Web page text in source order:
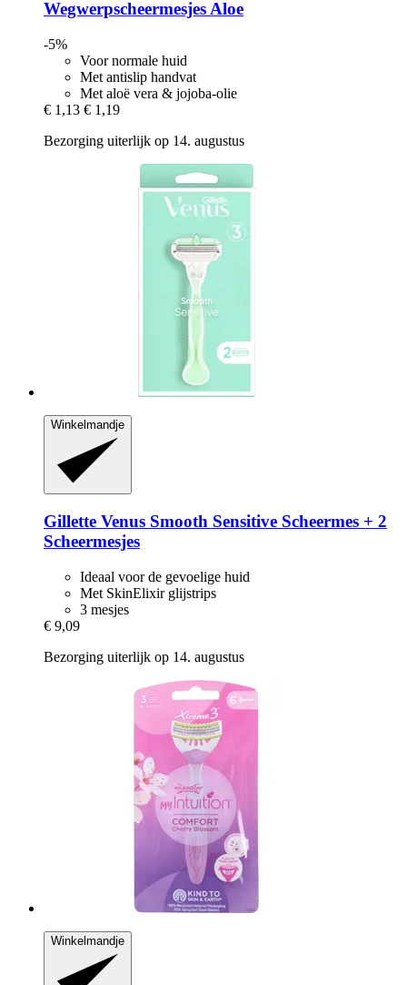
Wegwerpscheermesjes Aloe
-5%
Voor normale huid
Met antislip handvat
Met aloë vera & jojoba-olie
€ 1,13 € 1,19
Bezorging uiterlijk op 14. augustus
Winkelmandje
Gillette Venus Smooth Sensitive Scheermes + 2
Scheermesjes
Ideaal voor de gevoelige huid
Met SkinElixir glijstrips
3 mesjes
€ 9,09
Bezorging uiterlijk op 14. augustus
Winkelmandje